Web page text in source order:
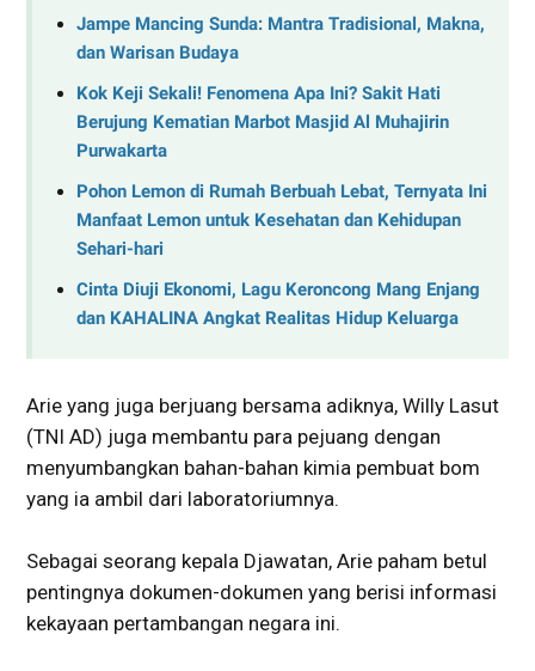
Jampe Mancing Sunda: Mantra Tradisional, Makna,
dan Warisan Budaya
Kok Keji Sekali! Fenomena Apa Ini? Sakit Hati
Berujung Kematian Marbot Masjid Al Muhajirin
Purwakarta
Pohon Lemon di Rumah Berbuah Lebat, Ternyata Ini
Manfaat Lemon untuk Kesehatan dan Kehidupan
Sehari-hari
Cinta Diuji Ekonomi, Lagu Keroncong Mang Enjang
dan KAHALINA Angkat Realitas Hidup Keluarga
Arie yang juga berjuang bersama adiknya, Willy Lasut
(TNI AD) juga membantu para pejuang dengan
menyumbangkan bahan-bahan kimia pembuat bom
yang ia ambil dari laboratoriumnya.
Sebagai seorang kepala Djawatan, Arie paham betul
pentingnya dokumen-dokumen yang berisi informasi
kekayaan pertambangan negara ini.